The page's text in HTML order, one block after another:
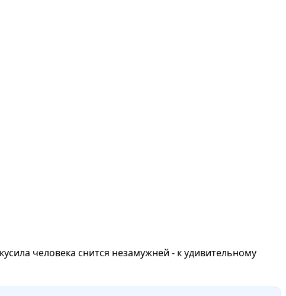
человека снится незамужней - к удивительному